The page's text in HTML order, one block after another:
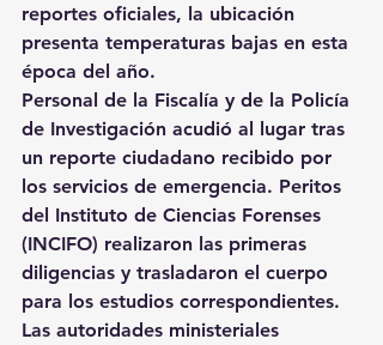
reportes oficiales, la ubicación
presenta temperaturas bajas en esta
época del año.
Personal de la Fiscalía y de la Policía
de Investigación acudió al lugar tras
un reporte ciudadano recibido por
los servicios de emergencia. Peritos
del Instituto de Ciencias Forenses
(INCIFO) realizaron las primeras
diligencias y trasladaron el cuerpo
para los estudios correspondientes.
Las autoridades ministeriales